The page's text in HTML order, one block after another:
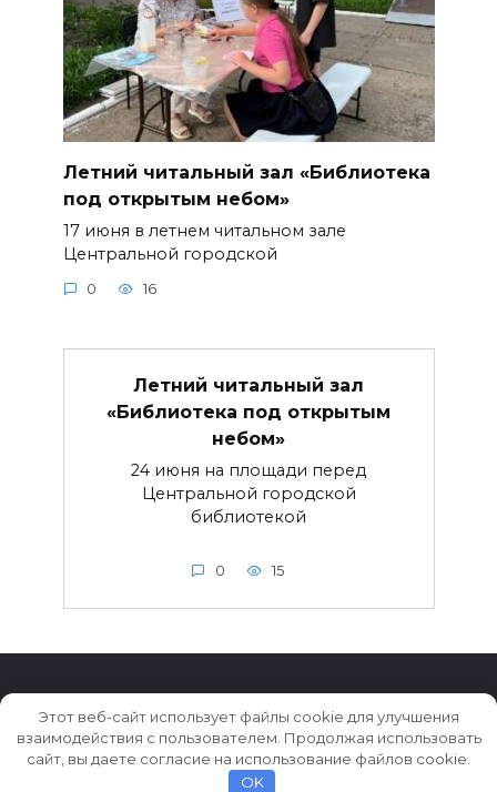
Летний читальный зал «Библиотека
под открытым небом»
17 июня в летнем читальном зале
Центральной городской
0 16
Летний читальный зал
«Библиотека под открытым
небом»
24 июня на площади перед
Центральной городской
библиотекой
0 15
© 2026 Истории ★ Новости ★ Факты ★ Очерки
Этот веб-сайт использует файлы cookie для улучшения
взаимодействия с пользователем. Продолжая использовать
сайт, вы даете согласие на использование файлов cookie.
OK